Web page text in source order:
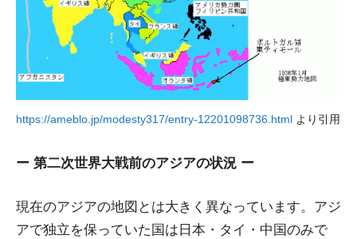
https://ameblo.jp/modesty317/entry-12201098736.html より引用
ー 第二次世界大戦前のアジアの状況 ー
現在のアジアの地図とは大きく異なっています。アジ
アで独立を保っていた国は日本・タイ・中国のみで